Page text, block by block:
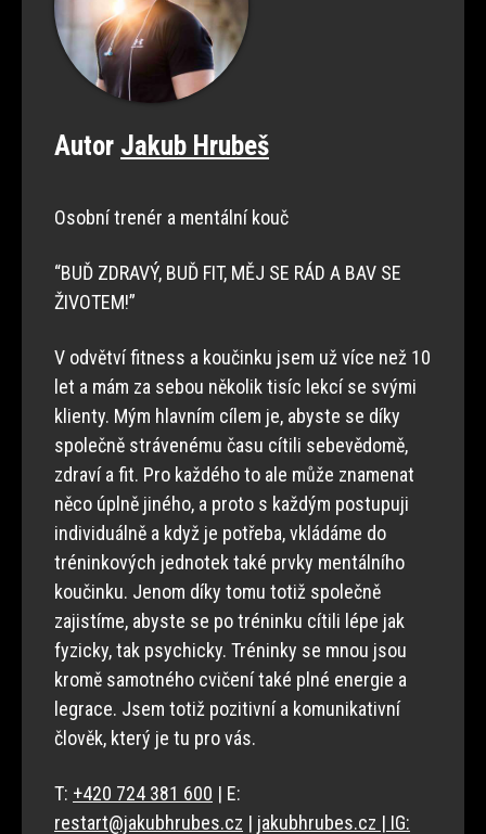
Autor Jakub Hrubeš
Osobní trenér a mentální kouč
“BUĎ ZDRAVÝ, BUĎ FIT, MĚJ SE RÁD A BAV SE
ŽIVOTEM!”
V odvětví fitness a koučinku jsem už více než 10
let a mám za sebou několik tisíc lekcí se svými
klienty. Mým hlavním cílem je, abyste se díky
společně strávenému času cítili sebevědomě,
zdraví a fit. Pro každého to ale může znamenat
něco úplně jiného, a proto s každým postupuji
individuálně a když je potřeba, vkládáme do
tréninkových jednotek také prvky mentálního
koučinku. Jenom díky tomu totiž společně
zajistíme, abyste se po tréninku cítili lépe jak
fyzicky, tak psychicky. Tréninky se mnou jsou
kromě samotného cvičení také plné energie a
legrace. Jsem totiž pozitivní a komunikativní
člověk, který je tu pro vás.
T: +420 724 381 600 | E:
restart@jakubhrubes.cz | jakubhrubes.cz | IG: